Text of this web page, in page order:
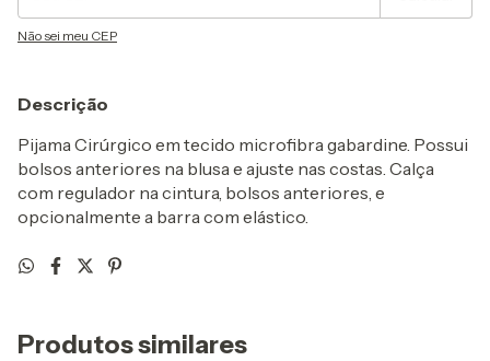
Não sei meu CEP
Descrição
Pijama Cirúrgico em tecido microfibra gabardine. Possui
bolsos anteriores na blusa e ajuste nas costas. Calça
com regulador na cintura, bolsos anteriores, e
opcionalmente a barra com elástico.
Produtos similares